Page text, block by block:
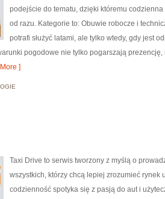
podejście do tematu, dzięki któremu codzienna
od razu. Kategorie to: Obuwie robocze i
potrafi służyć latami, ale tylko wtedy, gdy jest
pogodowe nie tylko pogarszają
]
Taxi Drive to serwis tworzony z myślą o
wszystkich, którzy chcą lepiej zrozumieć rynek
codzienność spotyka się z pasją do aut i